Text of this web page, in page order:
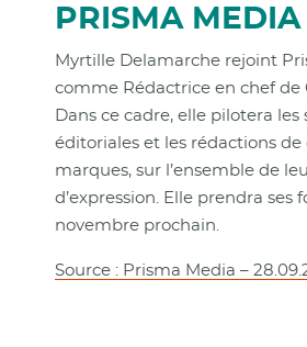
PRISMA MEDIA
Myrtille Delamarche rejoint
comme Rédactrice en chef de
Dans ce cadre, elle pilotera les
éditoriales et les rédactions de
marques, sur l’ensemble de
d’expression. Elle prendra ses
novembre prochain.
Source : Prisma Media –